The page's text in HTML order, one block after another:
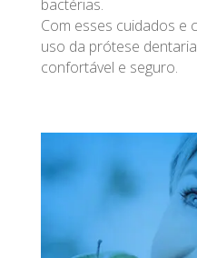
bactérias.
Com esses cuidados e
uso da prótese
confortável e seguro.